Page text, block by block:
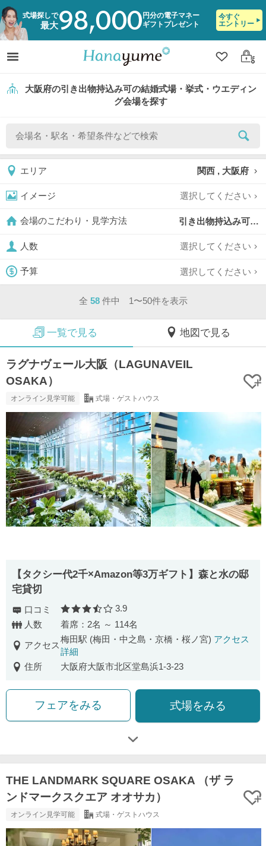
式場探しで
最大98,000 円分の電子マネー
ギフトプレゼント
今すぐ
エントリー
クリップ
ログ
大阪府の引き出物持込み可の結婚式場・挙式・ウエディン
グ会場を探す
エリア 関西 , 大阪府
イメージ 選択してください
会場のこだわり・見学方法 引き出物持込み可,
人数 選択してください
予算 選択してください
全 58 件中 1〜50件を表示
一覧で見る 地図で見る
ラグナヴェール大阪（LAGUNAVEIL
OSAKA）
オンライン見学可能 式場・ゲストハウス
【タクシー代2千×Amazon等3万ギフト】森と水の邸
宅貸切
口コミ 口コミ評価
3.9
人数
着席：2名 ～ 114名
アクセス
梅田駅 (梅田・中之島・京橋・桜ノ宮) アクセス
詳細
住所
大阪府大阪市北区堂島浜1-3-23
フェアをみる 式場をみる
THE LANDMARK SQUARE OSAKA （ザ ラ
ンドマークスクエア オオサカ）
オンライン見学可能 式場・ゲストハウス